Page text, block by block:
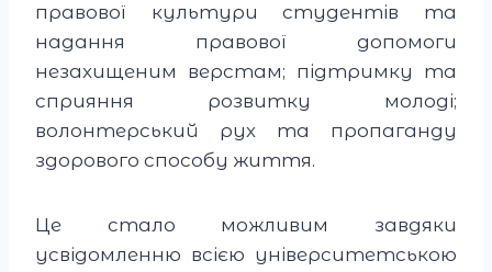
правової культури студентів та
надання правової допомоги
незахищеним верстам; підтримку та
сприяння розвитку молоді;
волонтерський рух та пропаганду
здорового способу життя.
Це стало можливим завдяки
усвідомленню всією університетською